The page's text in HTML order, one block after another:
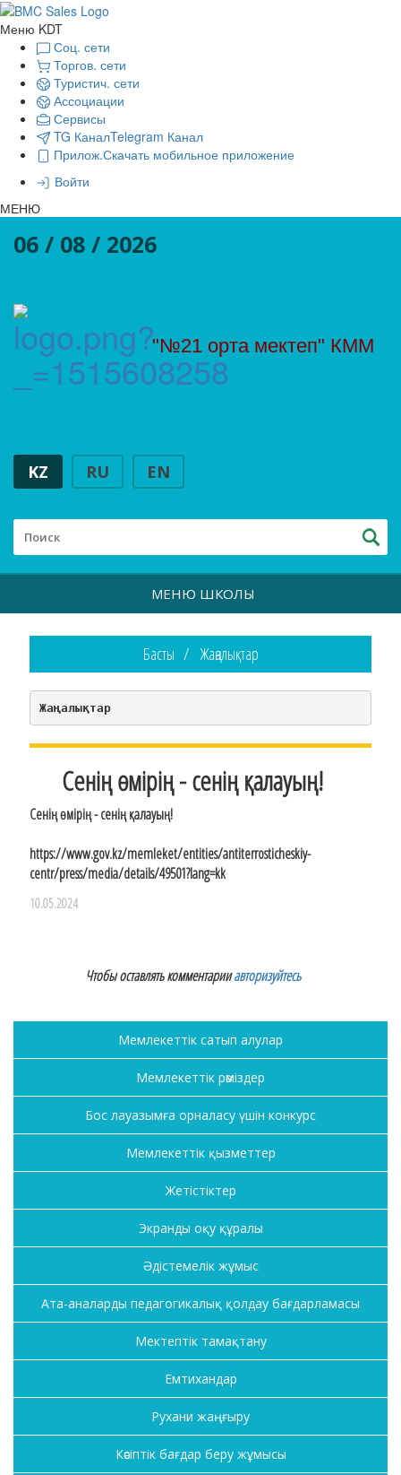
Меню KDT
Соц. сети
Торгов. сети
Туристич. сети
Ассоциации
Сервисы
TG КаналTelegram Канал
Прилож.Скачать мобильное приложение
Войти
МЕНЮ
06 / 08 / 2026
"№21 орта мектеп" КММ
KZ RU EN
МЕНЮ ШКОЛЫ
Басты Жаңалықтар
Жаңалықтар
Сенің өмірің - сенің қалауың!
Сенің өмірің - сенің қалауың!
https://www.gov.kz/memleket/entities/antiterrosticheskiy-
centr/press/media/details/49501?lang=kk
10.05.2024
Чтобы оставлять комментарииавторизуйтесь
Мемлекеттік сатып алулар
Мемлекеттік рәміздер
Бос лауазымға орналасу үшін конкурс
Мемлекеттік қызметтер
Жетістіктер
Экранды оқу құралы
Әдістемелік жұмыс
Ата-аналарды педагогикалық қолдау бағдарламасы
Мектептік тамақтану
Емтихандар
Рухани жаңғыру
Кәсіптік бағдар беру жұмысы